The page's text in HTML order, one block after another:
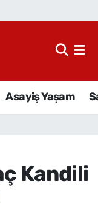
Asayiş Yaşam
Kandili